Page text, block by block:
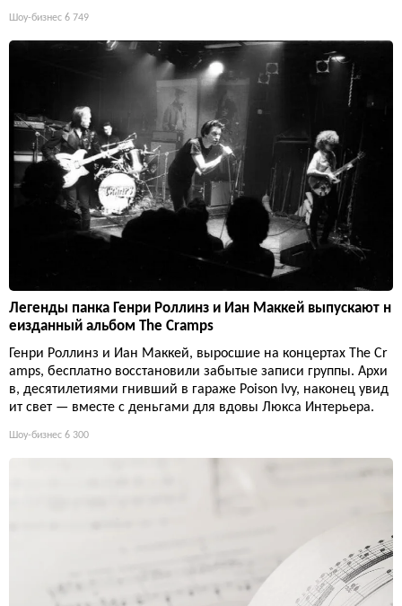
Шоу-бизнес 6 749
Легенды панка Генри Роллинз и Иан Маккей выпускают н
еизданный альбом The Cramps
Генри Роллинз и Иан Маккей, выросшие на концертах The Cr
amps, бесплатно восстановили забытые записи группы. Архи
в, десятилетиями гнивший в гараже Poison Ivy, наконец увид
ит свет — вместе с деньгами для вдовы Люкса Интерьера.
Шоу-бизнес 6 300